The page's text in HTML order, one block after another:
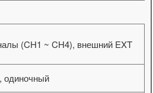
(CH1 ~ CH4), внешний EXT
одиночный